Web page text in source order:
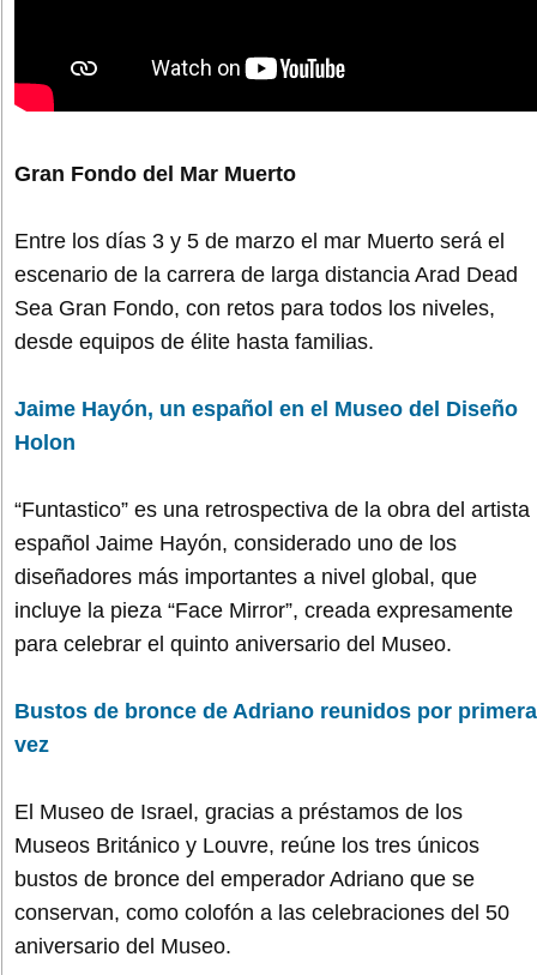
Gran Fondo del Mar Muerto
Entre los días 3 y 5 de marzo el mar Muerto será el
escenario de la carrera de larga distancia Arad Dead
Sea Gran Fondo, con retos para todos los niveles,
desde equipos de élite hasta familias.
Jaime Hayón, un español en el Museo del Diseño
Holon
“Funtastico” es una retrospectiva de la obra del artista
español Jaime Hayón, considerado uno de los
diseñadores más importantes a nivel global, que
incluye la pieza “Face Mirror”, creada expresamente
para celebrar el quinto aniversario del Museo.
Bustos de bronce de Adriano reunidos por primera
vez
El Museo de Israel, gracias a préstamos de los
Museos Británico y Louvre, reúne los tres únicos
bustos de bronce del emperador Adriano que se
conservan, como colofón a las celebraciones del 50
aniversario del Museo.